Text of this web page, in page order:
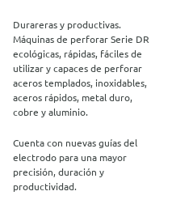
Durareras y productivas.
Máquinas de perforar Serie DR
ecológicas, rápidas, fáciles de
utilizar y capaces de perforar
aceros templados, inoxidables,
aceros rápidos, metal duro,
cobre y aluminio.
Cuenta con nuevas guías del
electrodo para una mayor
precisión, duración y
productividad.